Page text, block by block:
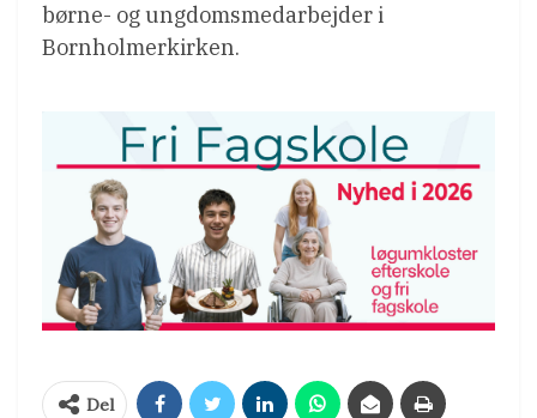
børne- og ungdomsmedarbejder i
Bornholmerkirken.
Del